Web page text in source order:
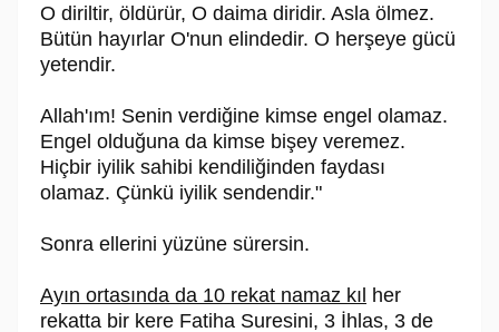
O diriltir, öldürür, O daima diridir. Asla ölmez.
Bütün hayırlar O'nun elindedir. O herşeye gücü
yetendir.
Allah'ım! Senin verdiğine kimse engel olamaz.
Engel olduğuna da kimse bişey veremez.
Hiçbir iyilik sahibi kendiliğinden faydası
olamaz. Çünkü iyilik sendendir."
Sonra ellerini yüzüne sürersin.
Ayın ortasında da 10 rekat namaz kıl her
rekatta bir kere Fatiha Suresini, 3 İhlas, 3 de